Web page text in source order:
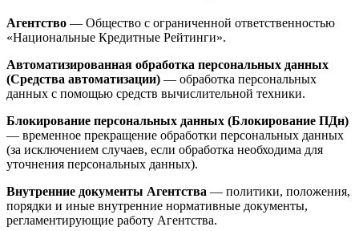
Агентство — Общество с ограниченной ответственностью
«Национальные Кредитные Рейтинги».
Автоматизированная обработка персональных данных
(Средства автоматизации) — обработка персональных
данных с помощью средств вычислительной техники.
Блокирование персональных данных (Блокирование ПДн)
— временное прекращение обработки персональных данных
(за исключением случаев, если обработка необходима для
уточнения персональных данных).
Внутренние документы Агентства — политики, положения,
порядки и иные внутренние нормативные документы,
регламентирующие работу Агентства.